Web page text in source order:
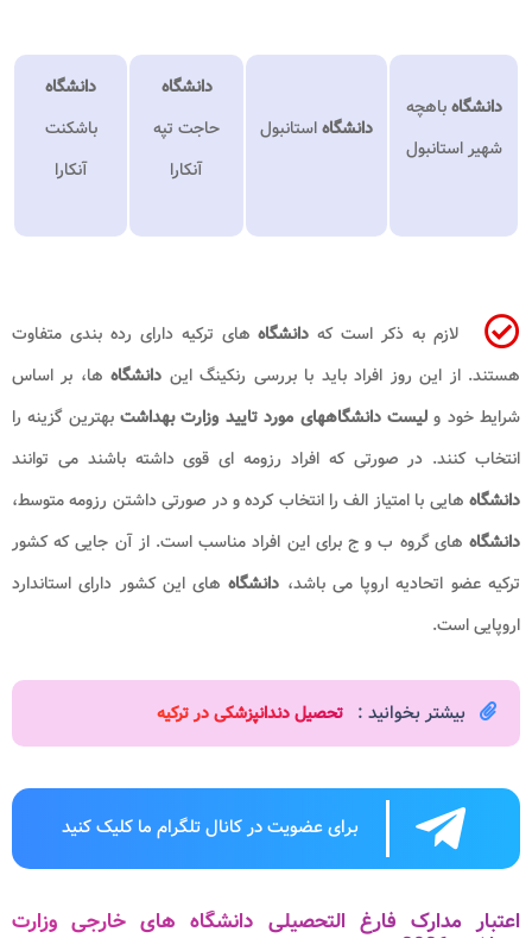
دانشگاهباهچه
شهیر استانبول
دانشگاهاستانبول
دانشگاه
حاجت تپه
آنکارا
دانشگاه
باشکنت
آنکارا
لازم به ذکر است که دانشگاه های ترکیه دارای رده بندی متفاوت
هستند. از این روز افراد باید با بررسی رنکینگ این دانشگاه ها، بر اساس
شرایط خود ولیست دانشگاههای مورد تایید وزارت بهداشتبهترین گزینه را
انتخاب کنند. در صورتی که افراد رزومه ای قوی داشته باشند می توانند
دانشگاه هایی با امتیاز الف را انتخاب کرده و در صورتی داشتن رزومه متوسط،
دانشگاه های گروه ب و ج برای این افراد مناسب است. از آن جایی که کشور
ترکیه عضو اتحادیه اروپا می باشد، دانشگاه های این کشور دارای استاندارد
اروپایی است.
بیشتر بخوانید : تحصیل دندانپزشکی در ترکیه​
برای عضویت در کانال تلگرام ما کلیک کنید
اعتبار مدارک فارغ التحصیلی دانشگاه های خارجی وزارت